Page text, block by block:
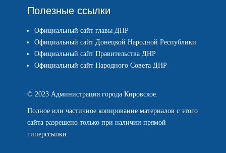
Полезные ссылки
Официальный сайт главы ДНР
Официальный сайт Донецкой Народной Республики
Официальный сайт Правительства ДНР
Официальный сайт Народного Совета ДНР
© 2023 Администрация города Кировское.
Полное или частичное копирование материалов с этого
сайта разрешено только при наличии прямой
гиперссылки.